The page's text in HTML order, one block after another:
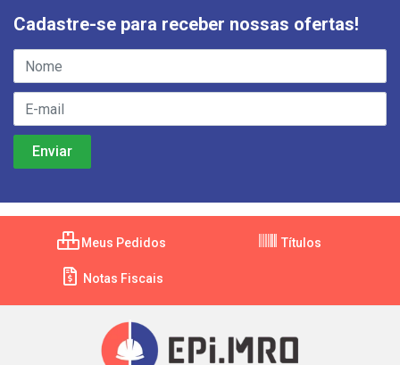
Cadastre-se para receber nossas ofertas!
Meus Pedidos Títulos
Notas Fiscais